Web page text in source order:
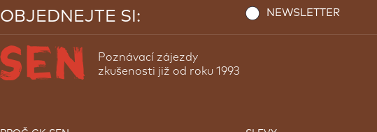
OBJEDNEJTE SI: NEWSLETTER
Poznávací zájezdy
zkušenosti již od roku 1993